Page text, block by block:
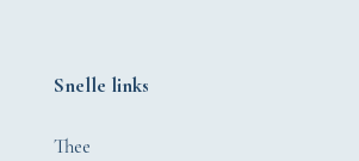
Snelle links
Thee